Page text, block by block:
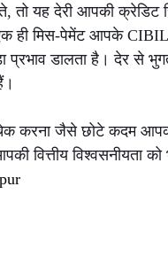
यह देरी आपकी क्रेडिट
ही मिस-पेमेंट आपके
प्रभाव डालता है। देर से
करना जैसे छोटे कदम
वित्तीय विश्वसनीयता को